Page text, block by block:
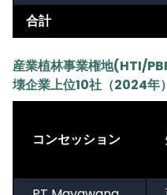
合計
産業植林事業権地(HTI/
壊企業上位10社（2024年）
コンセッション